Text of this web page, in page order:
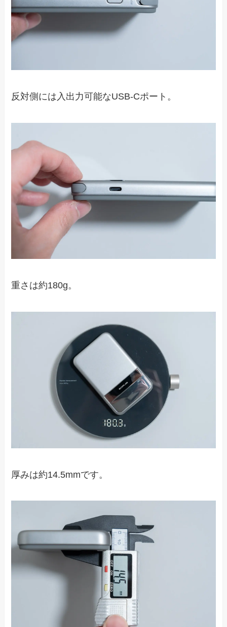
反対側には入出力可能なUSB-Cポート。
重さは約180g。
厚みは約14.5mmです。